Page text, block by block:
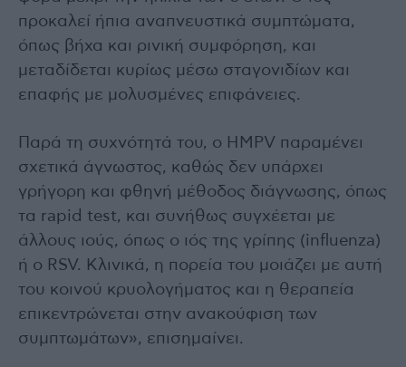
προκαλεί ήπια αναπνευστικά συμπτώματα,
όπως βήχα και ρινική συμφόρηση, και
μεταδίδεται κυρίως μέσω σταγονιδίων και
επαφής με μολυσμένες επιφάνειες.
Παρά τη συχνότητά του, ο HMPV παραμένει
σχετικά άγνωστος, καθώς δεν υπάρχει
γρήγορη και φθηνή μέθοδος διάγνωσης, όπως
τα rapid test, και συνήθως συγχέεται με
άλλους ιούς, όπως ο ιός της γρίπης (influenza)
ή ο RSV. Κλινικά, η πορεία του μοιάζει με αυτή
του κοινού κρυολογήματος και η θεραπεία
επικεντρώνεται στην ανακούφιση των
συμπτωμάτων», επισημαίνει.